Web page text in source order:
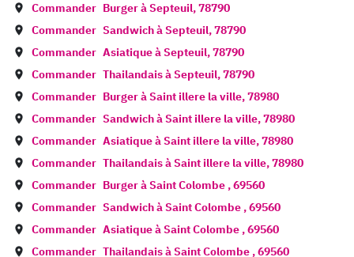
Commander Burger àSepteuil,78790
Commander Sandwich àSepteuil,78790
Commander Asiatique àSepteuil,78790
Commander Thailandais àSepteuil,78790
Commander Burger àSaint illere la ville,78980
Commander Sandwich àSaint illere la ville,78980
Commander Asiatique àSaint illere la ville,78980
Commander Thailandais àSaint illere la ville,78980
Commander Burger àSaint Colombe ,69560
Commander Sandwich àSaint Colombe ,69560
Commander Asiatique àSaint Colombe ,69560
Commander Thailandais àSaint Colombe ,69560